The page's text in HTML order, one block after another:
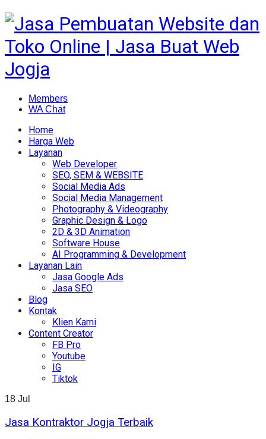
Members
WA Chat
Home
Harga Web
Layanan
Web Developer
SEO, SEM & WEBSITE
Social Media Ads
Social Media Management
Photography & Videography
Graphic Design & Logo
2D & 3D Animation
Software House
AI Programming & Development
Layanan Lain
Jasa Google Ads
Jasa SEO
Blog
Kontak
Klien Kami
Content Creator
FB Pro
Youtube
IG
Tiktok
18 Jul
Jasa Kontraktor Jogja Terbaik